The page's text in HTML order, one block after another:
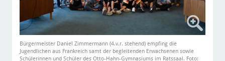
Bürgermeister Daniel Zimmermann (4.v.r. stehend) empfing die
Jugendlichen aus Frankreich samt der begleitenden Erwachsenen sowie
Schülerinnen und Schüler des Otto-Hahn-Gymnasiums im Ratssaal. Foto: